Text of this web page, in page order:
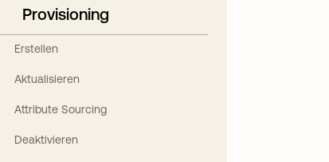
Provisioning
Erstellen
Aktualisieren
Attribute Sourcing
Deaktivieren